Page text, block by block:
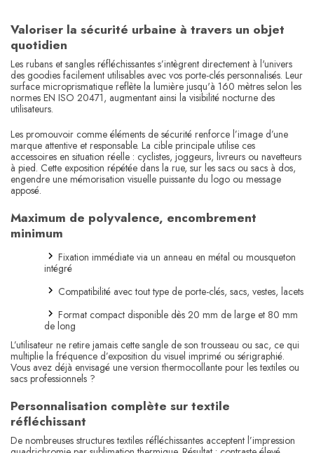
Valoriser la sécurité urbaine à travers un objet
quotidien
Les rubans et sangles réfléchissantes s’intègrent directement à l'univers
des goodies facilement utilisables avec vos porte-clés personnalisés. Leur
surface microprismatique reflète la lumière jusqu'à 160 mètres selon les
normes EN ISO 20471, augmentant ainsi la visibilité nocturne des
utilisateurs.
Les promouvoir comme éléments de sécurité renforce l’image d’une
marque attentive et responsable. La cible principale utilise ces
accessoires en situation réelle : cyclistes, joggeurs, livreurs ou navetteurs
à pied. Cette exposition répétée dans la rue, sur les sacs ou sacs à dos,
engendre une mémorisation visuelle puissante du logo ou message
apposé.
Maximum de polyvalence, encombrement
minimum
Fixation immédiate via un anneau en métal ou mousqueton
intégré
Compatibilité avec tout type de porte-clés, sacs, vestes, lacets
Format compact disponible dès 20 mm de large et 80 mm
de long
L’utilisateur ne retire jamais cette sangle de son trousseau ou sac, ce qui
multiplie la fréquence d’exposition du visuel imprimé ou sérigraphié.
Vous avez déjà envisagé une version thermocollante pour les textiles ou
sacs professionnels ?
Personnalisation complète sur textile
réfléchissant
De nombreuses structures textiles réfléchissantes acceptent l’impression